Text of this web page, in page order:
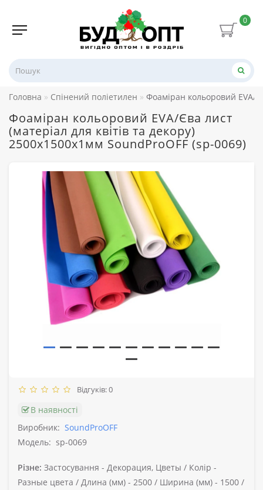
0
Головна Спінений поліетилен Фоаміран кольоровий EVA/
Фоаміран кольоровий EVA/Єва лист
(матеріал для квітів та декору)
2500х1500x1мм SoundProOFF (sp-0069)
Відгуків: 0
В наявності
Виробник: SoundProOFF
Модель: sp-0069
Різне: Застосування - Декорация, Цветы / Колір -
Разные цвета / Длина (мм) - 2500 / Ширина (мм) - 1500 /